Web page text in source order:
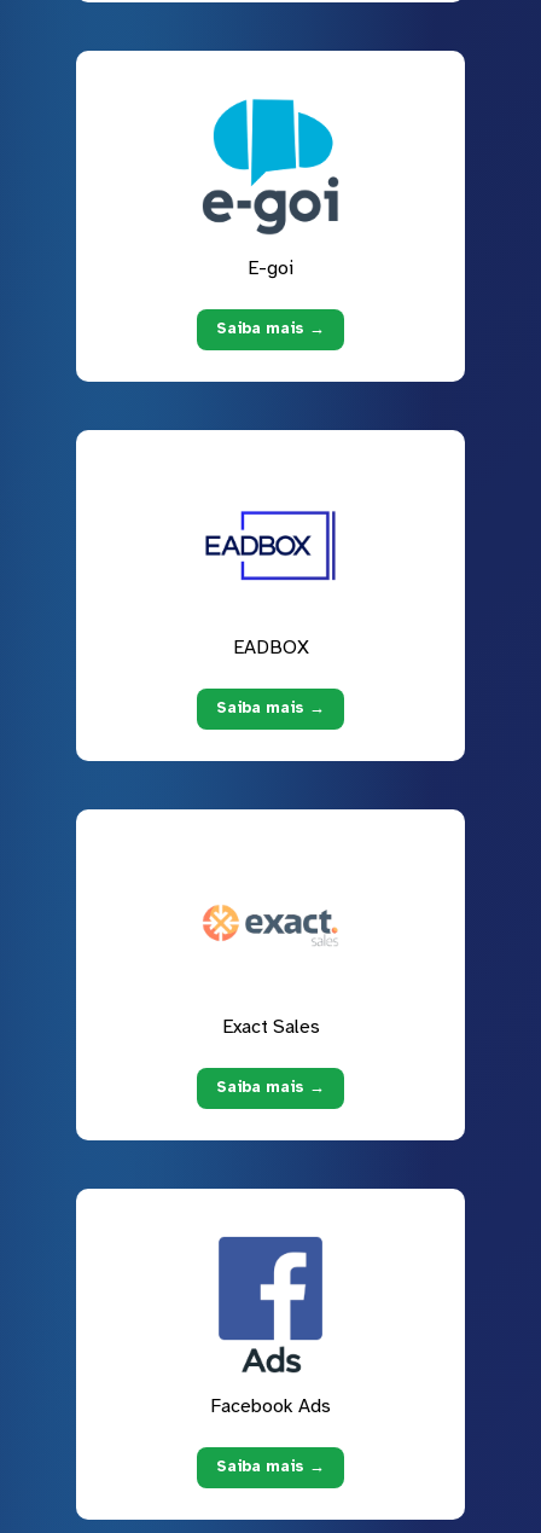
E-goi
Saiba mais →
EADBOX
Saiba mais →
Exact Sales
Saiba mais →
Facebook Ads
Saiba mais →